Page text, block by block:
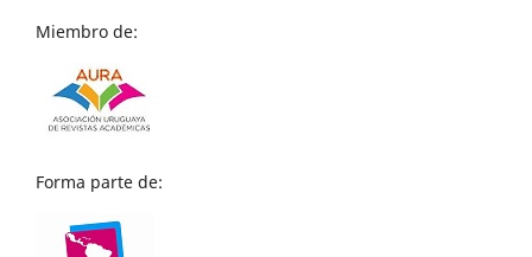
Miembro de:
Forma parte de: